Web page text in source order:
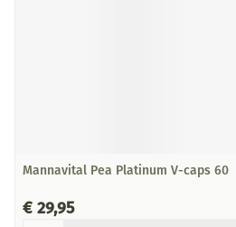
Mannavital Pea Platinum V-caps 60
€ 29,95